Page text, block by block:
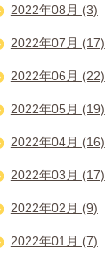
2022年08月 (3)
2022年07月 (17)
2022年06月 (22)
2022年05月 (19)
2022年04月 (16)
2022年03月 (17)
2022年02月 (9)
2022年01月 (7)